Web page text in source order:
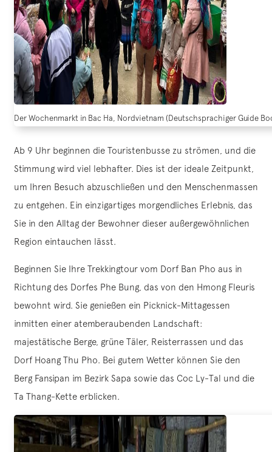
Der Wochenmarkt in Bac Ha, Nordvietnam (Deutschsprachiger Guide
Ab 9 Uhr beginnen die Touristenbusse zu strömen, und die
Stimmung wird viel lebhafter. Dies ist der ideale Zeitpunkt,
um Ihren Besuch abzuschließen und den Menschenmassen
zu entgehen. Ein einzigartiges morgendliches Erlebnis, das
Sie in den Alltag der Bewohner dieser außergewöhnlichen
Region eintauchen lässt.
Beginnen Sie Ihre Trekkingtour vom Dorf Ban Pho aus in
Richtung des Dorfes Phe Bung, das von den Hmong Fleuris
bewohnt wird. Sie genießen ein Picknick-Mittagessen
inmitten einer atemberaubenden Landschaft:
majestätische Berge, grüne Täler, Reisterrassen und das
Dorf Hoang Thu Pho. Bei gutem Wetter können Sie den
Berg Fansipan im Bezirk Sapa sowie das Coc Ly-Tal und die
Ta Thang-Kette erblicken.